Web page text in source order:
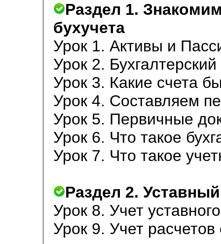
Раздел 1.
бухучета
Урок 1. Активы и
Урок 2. Бухгалтерский
Урок 3. Какие счета
Урок 4. Составляем
Урок 5. Первичные
Урок 6. Что такое
Урок 7. Что такое
Раздел 2.
Урок 8. Учет
Урок 9. Учет